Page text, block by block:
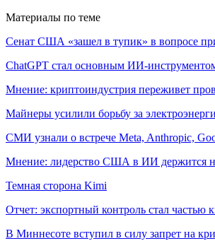
Материалы по теме
Сенат США «зашел в тупик» в вопросе
ChatGPT стал основным ИИ-
Мнение: криптоиндустрия переживет
Майнеры усилили борьбу за
СМИ узнали о встрече Meta, Anthropic,
Мнение: лидерство США в ИИ держится
Темная сторона Kimi
Отчет: экспортный контроль стал частью
В Миннесоте вступил в силу запрет на